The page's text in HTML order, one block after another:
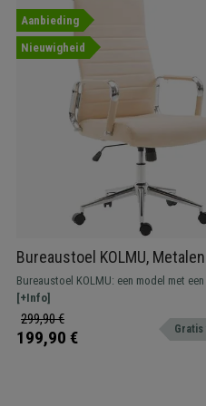
Aanbieding
Nieuwigheid
Bureaustoel KOLMU, Metalen
Onderstel, Elegant
Beige Leder
Bureaustoel KOLMU: een model met
design dat comfort combineert met
materiaal.
[+Info]
299,90 €
199,90 € Gratis